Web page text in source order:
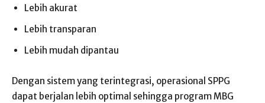
Lebih akurat
Lebih transparan
Lebih mudah dipantau
Dengan sistem yang terintegrasi, operasional SPPG
dapat berjalan lebih optimal sehingga program MBG